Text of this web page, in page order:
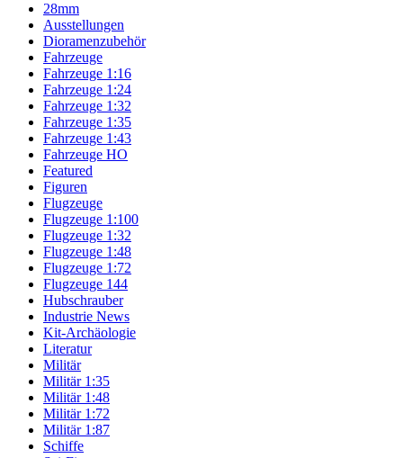
28mm
Ausstellungen
Dioramenzubehör
Fahrzeuge
Fahrzeuge 1:16
Fahrzeuge 1:24
Fahrzeuge 1:32
Fahrzeuge 1:35
Fahrzeuge 1:43
Fahrzeuge HO
Featured
Figuren
Flugzeuge
Flugzeuge 1:100
Flugzeuge 1:32
Flugzeuge 1:48
Flugzeuge 1:72
Flugzeuge 144
Hubschrauber
Industrie News
Kit-Archäologie
Literatur
Militär
Militär 1:35
Militär 1:48
Militär 1:72
Militär 1:87
Schiffe